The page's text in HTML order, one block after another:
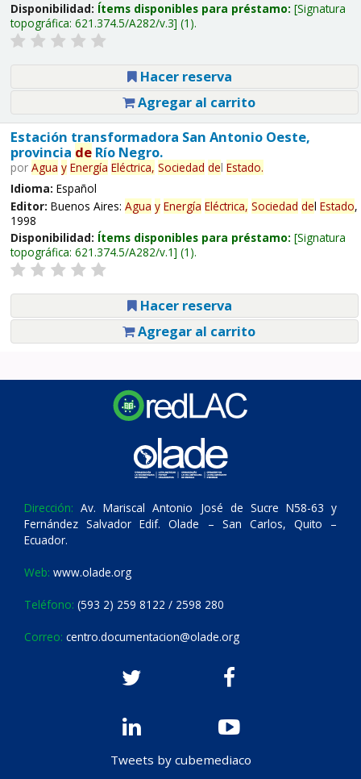
Disponibilidad: Ítems disponibles para préstamo: Signatura
topográfica: 621.374.5/A282/v.3 (1).
Hacer reserva
Agregar al carrito
Estación transformadora San Antonio Oeste,
provincia deRío Negro.
por Agua y Energía Eléctrica, Sociedad del Estado.
Idioma: Español
Editor: Buenos Aires: Agua y Energía Eléctrica, Sociedad del Estado,
1998
Disponibilidad: Ítems disponibles para préstamo: Signatura
topográfica: 621.374.5/A282/v.1 (1).
Hacer reserva
Agregar al carrito
Dirección: Av. Mariscal Antonio José de Sucre N58-63 y
Fernández Salvador Edif. Olade – San Carlos, Quito –
Ecuador.
Web: www.olade.org
Teléfono: (593 2) 259 8122 / 2598 280
Correo: centro.documentacion@olade.org
Tweets by cubemediaco